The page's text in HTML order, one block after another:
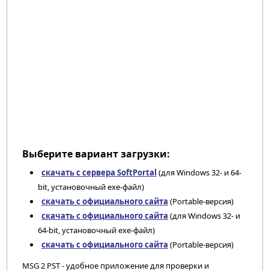
Выберите вариант загрузки:
скачать с сервера SoftPortal (для Windows 32- и 64-
bit, установочный exe-файл)
скачать с официального сайта (Portable-версия)
скачать с официального сайта (для Windows 32- и
64-bit, установочный exe-файл)
скачать с официального сайта (Portable-версия)
MSG 2 PST - удобное приложение для проверки и